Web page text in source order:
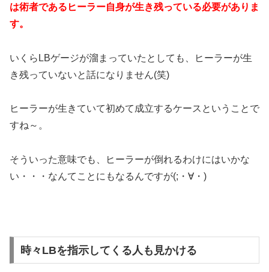
は術者であるヒーラー自身が生き残っている必要がありま
す。
いくらLBゲージが溜まっていたとしても、ヒーラーが生
き残っていないと話になりません(笑)
ヒーラーが生きていて初めて成立するケースということで
すね～。
そういった意味でも、ヒーラーが倒れるわけにはいかな
い・・・なんてことにもなるんですが(;・∀・)
時々LBを指示してくる人も見かける